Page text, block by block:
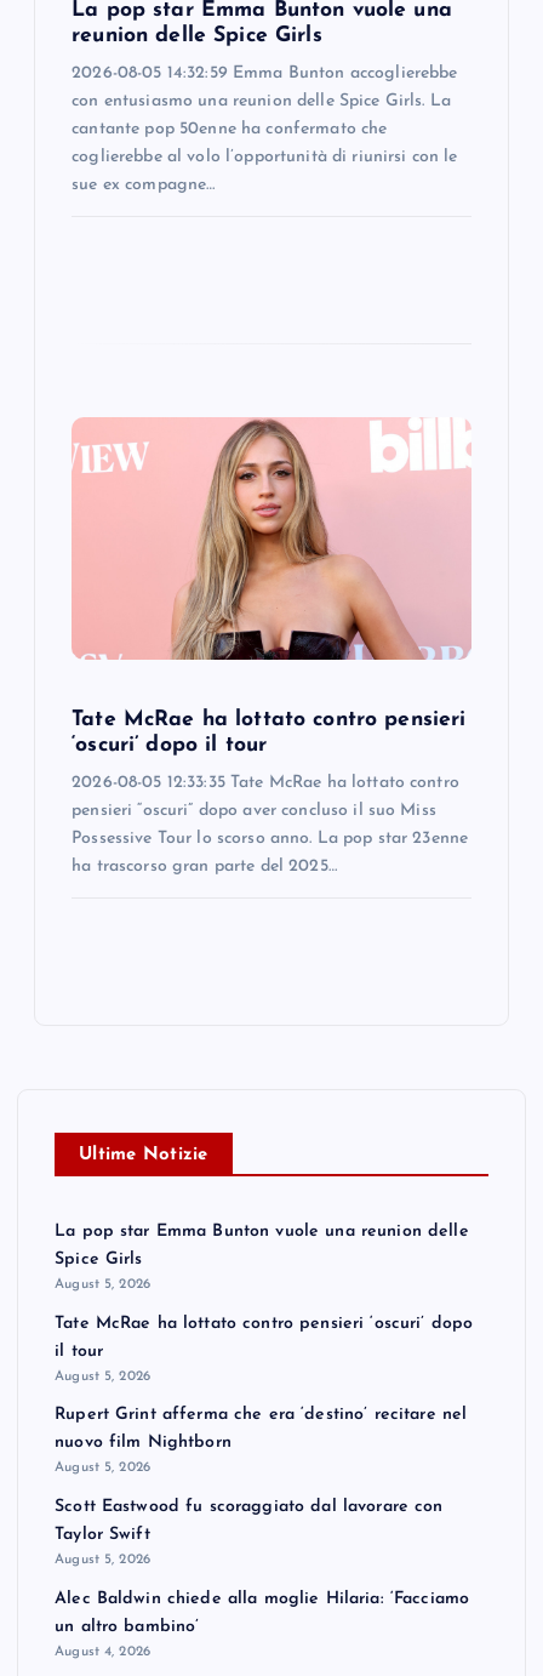
La pop star Emma Bunton vuole una
reunion delle Spice Girls
2026-08-05 14:32:59 Emma Bunton accoglierebbe
con entusiasmo una reunion delle Spice Girls. La
cantante pop 50enne ha confermato che
coglierebbe al volo l’opportunità di riunirsi con le
sue ex compagne…
Tate McRae ha lottato contro pensieri
‘oscuri’ dopo il tour
2026-08-05 12:33:35 Tate McRae ha lottato contro
pensieri “oscuri” dopo aver concluso il suo Miss
Possessive Tour lo scorso anno. La pop star 23enne
ha trascorso gran parte del 2025…
Ultime Notizie
La pop star Emma Bunton vuole una reunion delle
Spice Girls
August 5, 2026
Tate McRae ha lottato contro pensieri ‘oscuri’ dopo
il tour
August 5, 2026
Rupert Grint afferma che era ‘destino’ recitare nel
nuovo film Nightborn
August 5, 2026
Scott Eastwood fu scoraggiato dal lavorare con
Taylor Swift
August 5, 2026
Alec Baldwin chiede alla moglie Hilaria: ‘Facciamo
un altro bambino’
August 4, 2026